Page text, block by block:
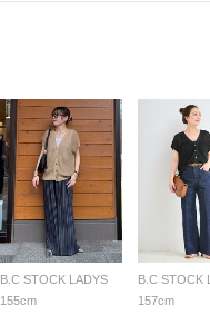
B.C STOCK LADYS
155cm
B.C STOCK
157cm